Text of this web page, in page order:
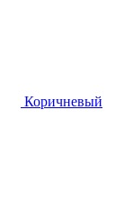
Коричневый